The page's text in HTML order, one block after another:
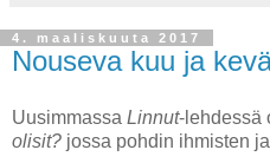
4. maaliskuuta 2017
Nouseva kuu ja
Uusimmassa Linnut-lehdessä
olisit? jossa pohdin ihmisten